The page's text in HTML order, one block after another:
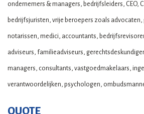
ondernemers & managers, bedrijfsleiders, CEO,
bedrijfsjuristen, vrije beroepers zoals
notarissen, medici, accountants,
adviseurs, familieadviseurs,
managers, consultants, vastgoedmakelaars,
verantwoordelijken, psychologen,
QUOTE